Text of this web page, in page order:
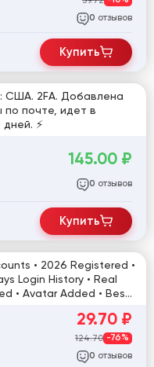
0 отзывов
Купить
США. 2FA. Добавлена
почте, идет в
⚡️
145.00 ₽
0 отзывов
Купить
• 2026 Registered •
Login History • Real
• Avatar Added • Best
29.70 ₽
124.70 -76%
0 отзывов